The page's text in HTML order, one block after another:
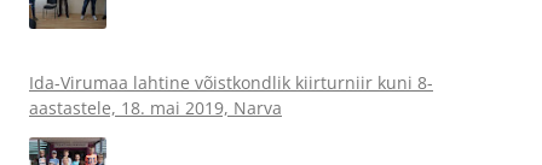
Ida-Virumaa lahtine võistkondlik kiirturniir kuni 8-
aastastele, 18. mai 2019, Narva